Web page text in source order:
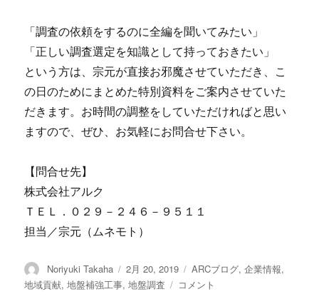
「調査の依頼をするのに全編を聞いてみたい」
「正しい調査選定を知識として持っておきたい」
という方は、宗元が直接お邪魔させていただき、こ
の日のためにまとめた特別資料をご案内させていた
だきます。お時間の調整をしていただければと思い
ますので、ぜひ、お気軽にお問合せ下さい。
【問合せ先】
株式会社アルク
ＴＥＬ．０２９－２４６－９５１１
担当／宗元（ムネモト）
投
稿
Noriyuki Takaha
投
稿
2月 20, 2019
カ
テ
ARCブログ,企業情報,
地域貢献,地盤補強工事,地盤調査
地
コメント